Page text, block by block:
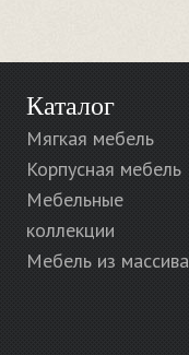
Каталог
Мягкая мебель
Корпусная мебель
Мебельные
коллекции
Мебель из массива